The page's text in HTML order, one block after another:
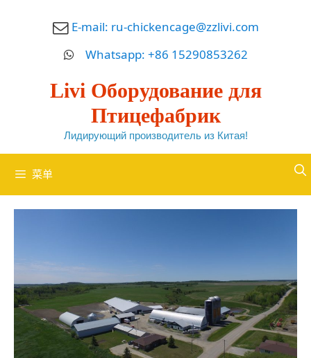
E-mail: ru-chickencage@zzlivi.com
Whatsapp: +86 15290853262
Livi Оборудование для
Птицефабрик
Лидирующий производитель из Китая!
菜单